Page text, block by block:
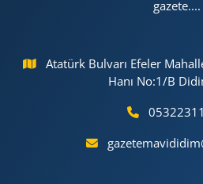
gazete....
Atatürk Bulvarı Efeler
Hanı No:1/B